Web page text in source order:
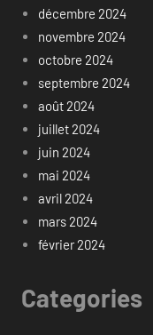
décembre 2024
novembre 2024
octobre 2024
septembre 2024
août 2024
juillet 2024
juin 2024
mai 2024
avril 2024
mars 2024
février 2024
Categories